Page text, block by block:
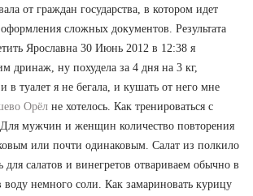
от граждан государства, в котором идет
сложных документов. Результата
Ярославна 30 Июнь 2012 в 12:38 я
дринаж, ну похудела за 4 дня на 3 кг,
и в туалет я не бегала, и кушать от него мне
Орёл не хотелось. Как тренироваться с
мужчин и женщин количество повторения
или почти одинаковым. Салат из полкило
салатов и винегретов отвариваем обычно в
воду немного соли. Как замариновать курицу